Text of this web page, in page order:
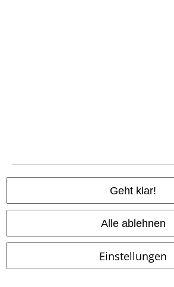
Geht klar!
Alle ablehnen
Einstellungen